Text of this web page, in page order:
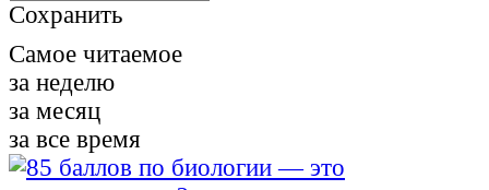
Сохранить
Самое читаемое
за неделю
за месяц
за все время